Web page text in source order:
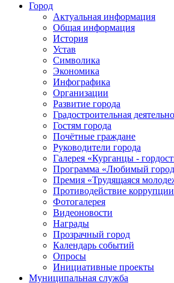
Город
Актуальная информация
Общая информация
История
Устав
Символика
Экономика
Инфографика
Организации
Развитие города
Градостроительная
Гостям города
Почётные граждане
Руководители города
Галерея «Курганцы -
Программа «Любимый
Премия «Трудящаяся
Противодействие коррупции
Фотогалерея
Видеоновости
Награды
Прозрачный город
Календарь событий
Опросы
Инициативные проекты
Муниципальная служба